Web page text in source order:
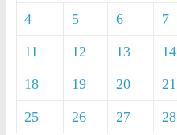
4 5 6 7
11 12 13 14
18 19 20 21
25 26 27 28